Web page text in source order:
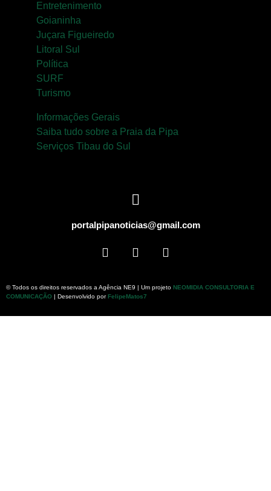
Entretenimento
Goianinha
Juçara Figueiredo
Litoral Sul
Política
SURF
Turismo
Informações Gerais
Saiba tudo sobre a Praia da Pipa
Serviços Tibau do Sul
portalpipanoticias@gmail.com
© Todos os direitos reservados a Agência NE9 | Um projeto NEOMIDIA CONSULTORIA E
COMUNICAÇÃO
| Desenvolvido por FelipeMatos7